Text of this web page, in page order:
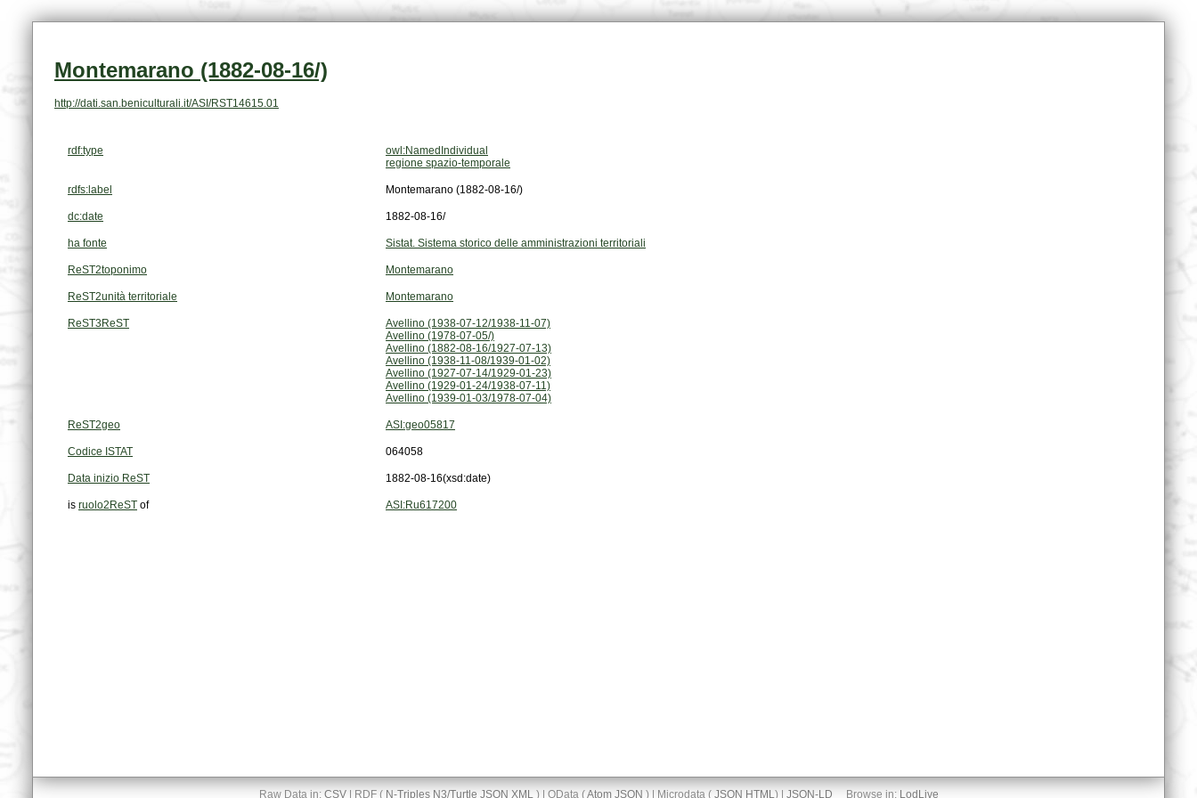
Montemarano (1882-08-16/)
http://dati.san.beniculturali.it/ASI/RST14615.01
rdf:type
owl:NamedIndividual
regione spazio-temporale
rdfs:label Montemarano (1882-08-16/)
dc:date 1882-08-16/
ha fonte Sistat. Sistema storico delle amministrazioni territoriali
ReST2toponimo Montemarano
ReST2unità territoriale Montemarano
ReST3ReST
Avellino (1938-07-12/1938-11-07)
Avellino (1978-07-05/)
Avellino (1882-08-16/1927-07-13)
Avellino (1938-11-08/1939-01-02)
Avellino (1927-07-14/1929-01-23)
Avellino (1929-01-24/1938-07-11)
Avellino (1939-01-03/1978-07-04)
ReST2geo ASI:geo05817
Codice ISTAT 064058
Data inizio ReST 1882-08-16(xsd:date)
is ruolo2ReST of ASI:Ru617200
Raw Data in: CSV| RDF ( N-Triples N3/Turtle JSON XML) | OData (Atom JSON ) | Microdata ( JSON HTML) | JSON-LD Browse in: LodLive